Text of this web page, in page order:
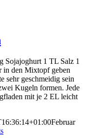
Sojajoghurt 1 TL Salz 1
den Mixtopf geben
sehr geschmeidig sein
Kugeln formen. Jede
mit je 2 EL leicht
Februar